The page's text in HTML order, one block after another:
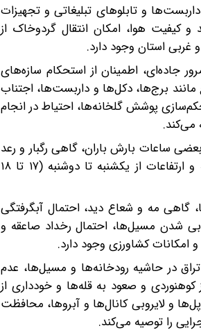
و تابلوهای تبلیغاتی و تجهیزات
هوا، امکان انتقال گردوخاک از
غربی استان وجود دارد.
جاده‌ای، اطمینان از استحکام سازه‌های
برج‌ها، دکل‌ها و داربست‌ها، اجتناب
پوشش گلخانه‌ها، احتیاط در انجام
می‌کند.
ساعات بارش باران، گاهی رگبار و رعد
و برق را موجب می‌شود. حاکمیت این شرایط جوی در نیمه شمالی استان تهران به‌ویژه دامنه و ارتفاعات از یکشنبه تا دوشنبه (۱۷ تا ۱۸
گاهی مه و شعاع دید، احتمال آبگرفتگی
شدن مسیل‌ها، احتمال رخداد صاعقه و
کشاورزی وجود دارد.
در حاشیه رودخانه‌ها و مسیل‌ها، عدم
و صعود به قله‌ها و خودداری از
و لایروبی کانال‌ها و آبروها، محافظت
را توصیه می‌کند.